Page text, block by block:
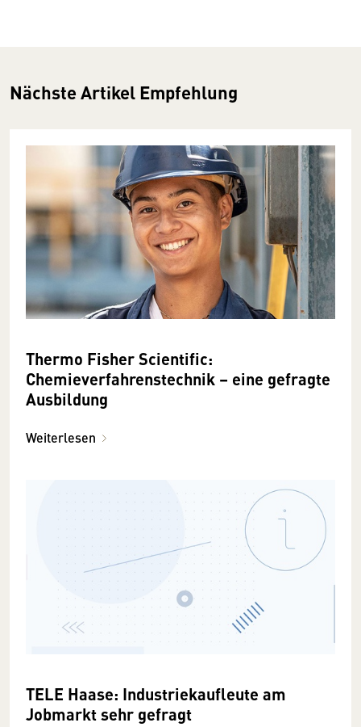
Nächste Artikel Empfehlung
Thermo Fisher Scientific:
Chemieverfahrenstechnik – eine gefragte
Ausbildung
Weiterlesen
TELE Haase: Industriekaufleute am
Jobmarkt sehr gefragt